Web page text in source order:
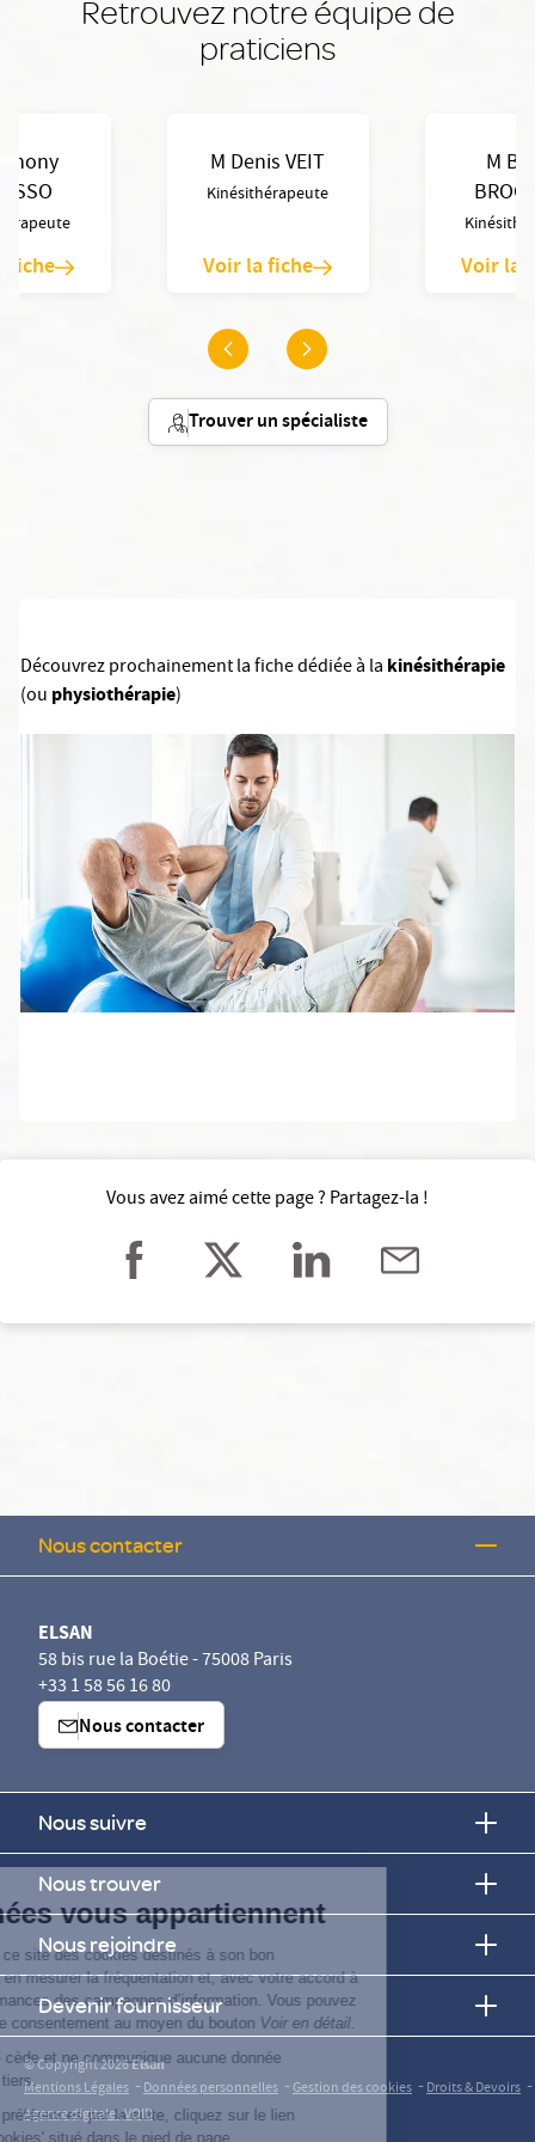
Continuer sans accepter
Vos données vous appartiennent
ELSAN utilise sur ce site des cookies destinés à son bon
fonctionnement, à en mesurer la fréquentation et, avec votre accord à
évaluer les performances des campagnes d’information. Vous pouvez
personnaliser votre consentement au moyen du bouton
Voir en détail
Elsan ne vend, ne cède et ne communique aucune donnée
personnelle à des tiers.
Pour modifier vos préférences par la suite, cliquez sur le lien
'Préférences de cookies' situé dans le pied de page.
Retrouvez notre équipe de
praticiens
M Denis VEIT
Kinésithérapeute
Voir la fiche
M
Voir la
fiche
Trouver un spécialiste
Découvrez prochainement la fiche dédiée à la kinésithérapie
(ou physiothérapie)
Vous avez aimé cette page ? Partagez-la !
Nous contacter
ELSAN
58 bis rue la Boétie - 75008 Paris
+33 1 58 56 16 80
Nous contacter
Nous suivre
Nous trouver
Nous rejoindre
Devenir fournisseur
© Copyright 2026Elsan
Mentions Légales -Données personnelles -Gestion des cookies -Droits & Devoirs -
Agence digitale : VOID